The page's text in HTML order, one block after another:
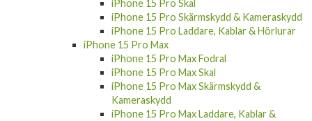
iPhone 15 Pro Skal
iPhone 15 Pro Skärmskydd & Kameraskydd
iPhone 15 Pro Laddare, Kablar & Hörlurar
iPhone 15 Pro Max
iPhone 15 Pro Max Fodral
iPhone 15 Pro Max Skal
iPhone 15 Pro Max Skärmskydd &
Kameraskydd
iPhone 15 Pro Max Laddare, Kablar &